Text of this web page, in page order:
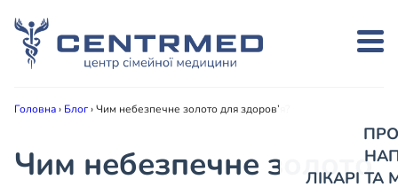
ЛІКАРІ
Головна› Блог›Чим небезпечне золото для здоров’я?
Чим небезпечне золото